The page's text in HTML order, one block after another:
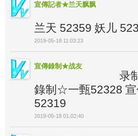
宣傳記者★兰天飘飘
兰天 52359 妖儿
2019-05-18 11:03:23
宣傳錄制★战友
录
錄制☆一甄52328
52319
2019-05-18 01:02:40